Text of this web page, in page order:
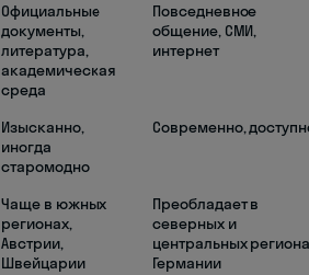
Официальные
документы,
литература,
академическая
среда
Повседневное
общение, СМИ,
интернет
Изысканно,
иногда
старомодно
Современно,
Чаще в южных
регионах,
Австрии,
Швейцарии
Преобладает в
северных и
центральных
Германии